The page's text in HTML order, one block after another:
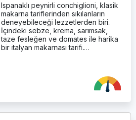
Ispanaklı peynirli conchiglioni, klasik
makarna tariflerinden sıkılanların
deneyebileceği lezzetlerden biri.
İçindeki sebze, krema, sarımsak,
taze fesleğen ve domates ile harika
bir italyan makarnası tarifi.…